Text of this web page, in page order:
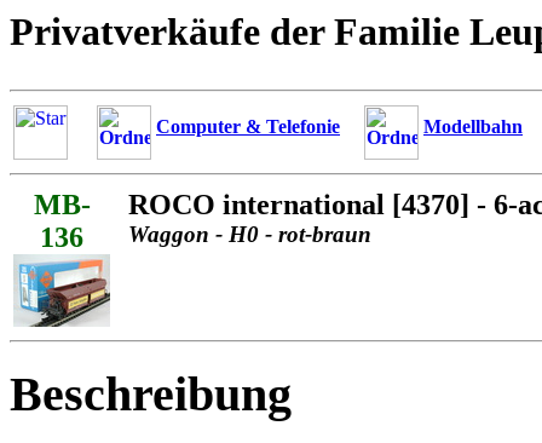
Privatverkäufe der Familie
Computer & Telefonie Modellbahn
MB-
136
ROCO international [4370] - 6-
Waggon - H0 - rot-braun
Beschreibung